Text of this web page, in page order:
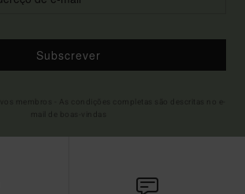
Subscrever